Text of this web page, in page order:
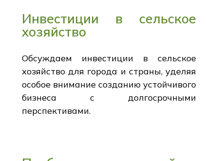
Инвестиции в сельское
хозяйство
Обсуждаем инвестиции в сельское
хозяйство для города и страны, уделяя
особое внимание созданию устойчивого
бизнеса с долгосрочными
перспективами.